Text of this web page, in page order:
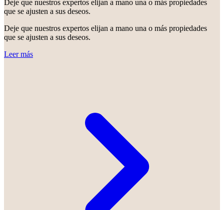
Deje que nuestros expertos elijan a mano una o más propiedades
que se ajusten a sus deseos.
Deje que nuestros expertos elijan a mano una o más propiedades
que se ajusten a sus deseos.
Leer más